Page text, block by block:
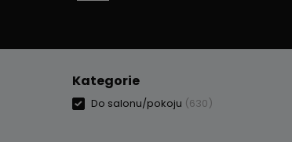
Kategorie
Do salonu/pokoju (630)